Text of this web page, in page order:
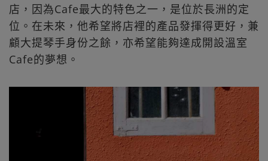
店，因為Cafe最大的特色之一，是位於長洲的定
位。在未來，他希望將店裡的產品發揮得更好，兼
顧大提琴手身份之餘，亦希望能夠達成開設溫室
Cafe的夢想。